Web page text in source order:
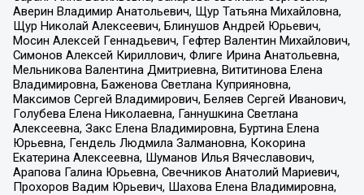
Аверин Владимир Анатольевич, Щур Татьяна Михайловна,
Щур Николай Алексеевич, Блинушов Андрей Юрьевич,
Мосин Алексей Геннадьевич, Гефтер Валентин Михайлович,
Симонов Алексей Кириллович, Флиге Ирина Анатольевна,
Мельникова Валентина Дмитриевна, Вититинова Елена
Владимировна, Баженова Светлана Куприяновна,
Максимов Сергей Владимирович, Беляев Сергей Иванович,
Голубева Елена Николаевна, Ганнушкина Светлана
Алексеевна, Закс Елена Владимировна, Буртина Елена
Юрьевна, Гендель Людмила Залмановна, Кокорина
Екатерина Алексеевна, Шуманов Илья Вячеславович,
Арапова Галина Юрьевна, Свечников Анатолий Мариевич,
Прохоров Вадим Юрьевич, Шахова Елена Владимировна,